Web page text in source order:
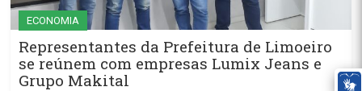
ECONOMIA
Representantes da Prefeitura de Limoeiro
se reúnem com empresas Lumix Jeans e
Grupo Makital